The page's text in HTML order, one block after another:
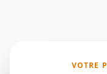
VOTRE